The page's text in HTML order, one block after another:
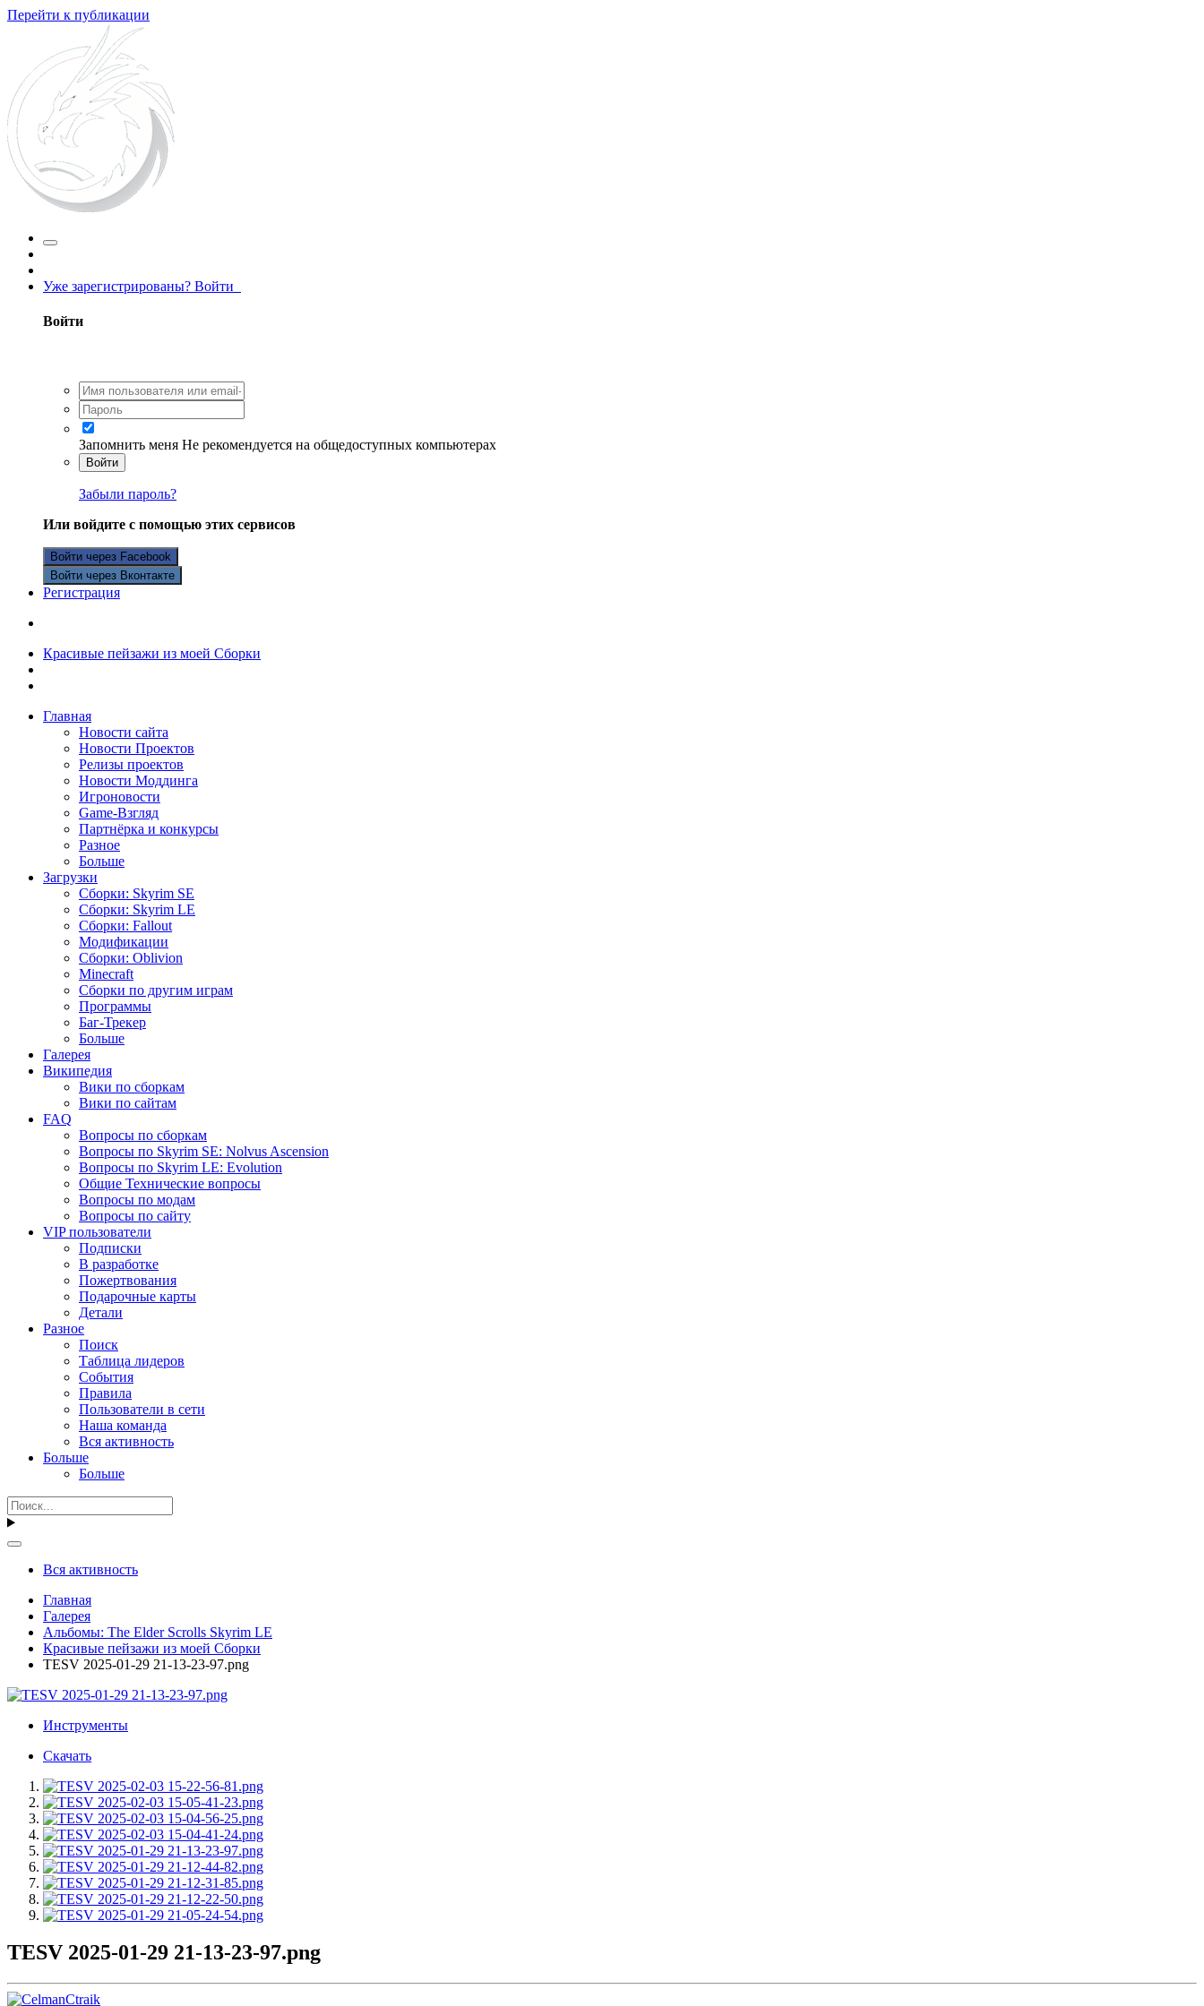
Перейти к публикации
Уже зарегистрированы? Войти
Войти
Запомнить меня Не рекомендуется на общедоступных компьютерах
Войти
Забыли пароль?
Или войдите с помощью этих сервисов
Войти через Facebook
Войти через Вконтакте
Регистрация
Красивые пейзажи из моей Сборки
Главная
Новости сайта
Новости Проектов
Релизы проектов
Новости Моддинга
Игроновости
Game-Взгляд
Партнёрка и конкурсы
Разное
Больше
Загрузки
Сборки: Skyrim SE
Сборки: Skyrim LE
Сборки: Fallout
Модификации
Сборки: Oblivion
Minecraft
Сборки по другим играм
Программы
Баг-Трекер
Больше
Галерея
Википедия
Вики по сборкам
Вики по сайтам
FAQ
Вопросы по сборкам
Вопросы по Skyrim SE: Nolvus Ascension
Вопросы по Skyrim LE: Evolution
Общие Технические вопросы
Вопросы по модам
Вопросы по сайту
VIP пользователи
Подписки
В разработке
Пожертвования
Подарочные карты
Детали
Разное
Поиск
Таблица лидеров
События
Правила
Пользователи в сети
Наша команда
Вся активность
Больше
Больше
Вся активность
Главная
Галерея
Альбомы: The Elder Scrolls Skyrim LE
Красивые пейзажи из моей Сборки
TESV 2025-01-29 21-13-23-97.png
Инструменты
Скачать
TESV 2025-01-29 21-13-23-97.png